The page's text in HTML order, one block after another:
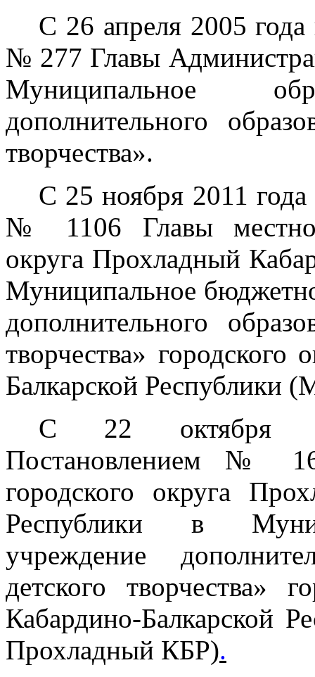
С 26 апреля 2005
№ 277 Главы
Муниципальное
дополнительного
творчества».
С 25 ноября 2011
№ 1106 Главы местной
округа Прохладный
Муниципальное
дополнительного
творчества»
Балкарской
С 22 октября
Постановлением №
городского округа
Республики в
учреждение
детского творчества»
Кабардино-
Прохладный КБР).